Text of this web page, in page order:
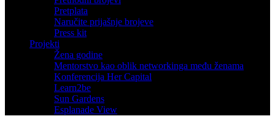
Pretplata
Naručite prijašnje brojeve
Press kit
Projekti
Žena godine
Mentorstvo kao oblik networkinga među ženama
Konferencija Her Capital
Learn2be
Sun Gardens
Esplanade View